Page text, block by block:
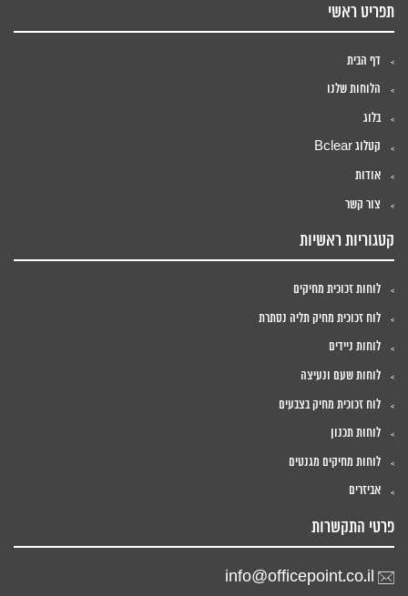
תפריט ראשי
דף הבית
הלוחות שלנו
בלוג
קטלוג Bclear
אודות
צור קשר
קטגוריות ראשיות
לוחות זכוכית מחיקים
לוח זכוכית מחיק תליה נסתרת
לוחות ניידים
לוחות שעם ונעיצה
לוח זכוכית מחיק בצבעים
לוחות תכנון
לוחות מחיקים מגנטים
אביזרים
פרטי התקשרות
info@officepoint.co.il